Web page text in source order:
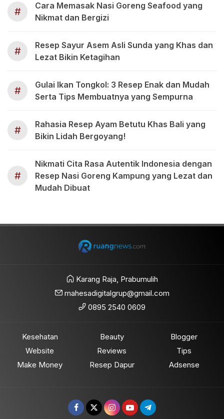
#
Cara Memasak Nasi Goreng Seafood yang
Nikmat dan Bergizi
#
Resep Sayur Asem Asli Sunda yang Khas dan
Lezat Bikin Ketagihan
#
Gulai Ikan Tongkol: 3 Resep Enak dan Mudah
Serta Tips Membuatnya yang Sempurna
#
Rahasia Resep Ayam Betutu Khas Bali yang
Bikin Lidah Bergoyang!
#
Nikmati Cita Rasa Autentik Indonesia dengan
Resep Nasi Goreng Kampung yang Lezat dan
Mudah Dibuat
Karang Raja, Prabumulih
mahesadigitalgrup@gmail.com
0895 2540 0609
Kesehatan
Website
Make Money
Beauty
Reviews
Resep Dapur
Blogger
Tips
Adsense